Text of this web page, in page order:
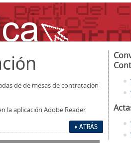
de de mesas de contratación
la aplicación Adobe Reader
« ATRÁS